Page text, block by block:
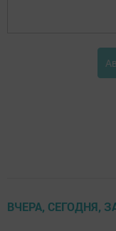
ВЧЕРА, СЕГОДНЯ,